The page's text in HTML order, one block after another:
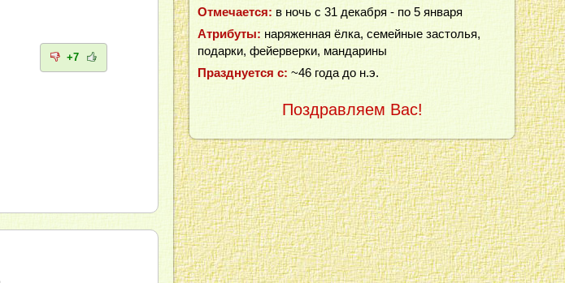
+7
Отмечается: в ночь с 31 декабря - по 5 января
Атрибуты: наряженная ёлка, семейные застолья,
подарки, фейерверки, мандарины
Празднуется с: ~46 года до н.э.
Поздравляем Вас!